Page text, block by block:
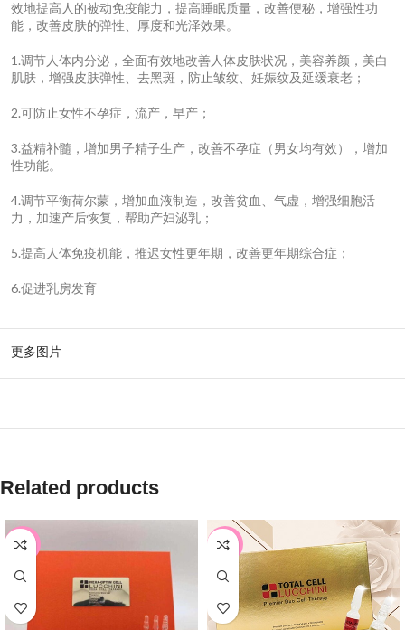
效地提高人的被动免疫能力，提高睡眠质量，改善便秘，增强性功
能，改善皮肤的弹性、厚度和光泽效果。
1.调节人体内分泌，全面有效地改善人体皮肤状况，美容养颜，美白
肌肤，增强皮肤弹性、去黑斑，防止皱纹、妊娠纹及延缓衰老；
2.可防止女性不孕症，流产，早产；
3.益精补髓，增加男子精子生产，改善不孕症（男女均有效），增加
性功能。
4.调节平衡荷尔蒙，增加血液制造，改善贫血、气虚，增强细胞活
力，加速产后恢复，帮助产妇泌乳；
5.提高人体免疫机能，推迟女性更年期，改善更年期综合症；
6.促进乳房发育
更多图片
Related products
-5% -19%